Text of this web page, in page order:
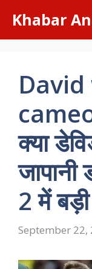
content
Khabar
क्या
जापानी
2 में
September 22,